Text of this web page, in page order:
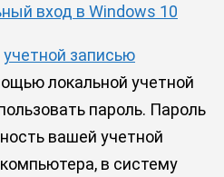
вход в Windows 10
учетной записью
локальной учетной
пароль. Пароль
вашей учетной
в систему